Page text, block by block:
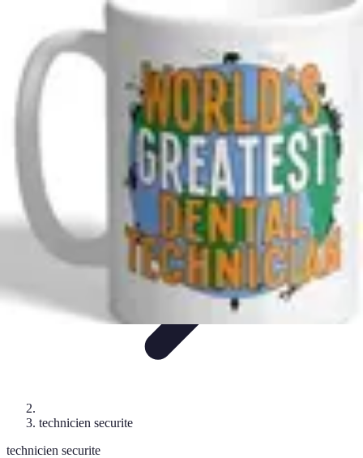
technicien securiteTendances
Client
Technicien Sécurité
technicien securite
technicien securite